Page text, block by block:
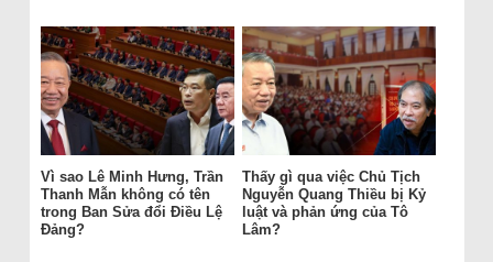
Vì sao Lê Minh Hưng, Trần
Thanh Mẫn không có tên
trong Ban Sửa đổi Điều Lệ
Đảng?
Thấy gì qua việc Chủ Tịch
Nguyễn Quang Thiều bị Kỷ
luật và phản ứng của Tô
Lâm?